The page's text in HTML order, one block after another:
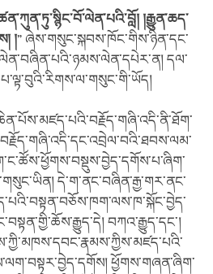
།རྒྱུན་ཆད་
།” ཞེས་གསུང་སྐབས་ཁོང་གིས་ཉིན་དང་
དལ་
དེ་ག་ནང་བཞིན་རྒྱ་གར་ནང་
བཀའ་རྒྱུད་དང་།
ཕྱོགས་གཞན་ཞིག་